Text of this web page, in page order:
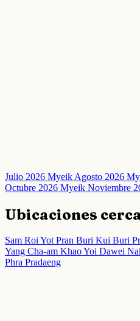
Julio 2026 Myeik Agosto 2026
Octubre 2026 Myeik Noviembre
Ubicaciones
Sam Roi YotPran Buri Kui Buri
Yang Cha-am Khao Yoi Dawei
Phra Pradaeng